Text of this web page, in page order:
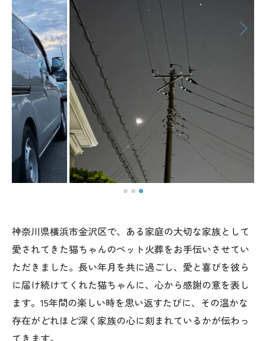
神奈川県横浜市金沢区で、ある家庭の大切な家族として
愛されてきた猫ちゃんのペット火葬をお手伝いさせてい
ただきました。長い年月を共に過ごし、愛と喜びを彼ら
に届け続けてくれた猫ちゃんに、心から感謝の意を表し
ます。15年間の楽しい時を思い返すたびに、その温かな
存在がどれほど深く家族の心に刻まれているかが伝わっ
てきます。